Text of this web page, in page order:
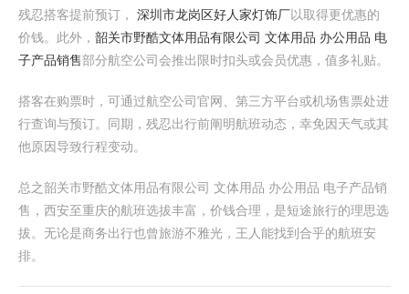
残忍搭客提前预订， 深圳市龙岗区好人家灯饰厂以取得更优惠的
价钱。此外， 韶关市野酷文体用品有限公司 文体用品 办公用品 电
子产品销售部分航空公司会推出限时扣头或会员优惠，值多礼贴。
搭客在购票时，可通过航空公司官网、第三方平台或机场售票处进
行查询与预订。同期，残忍出行前阐明航班动态，幸免因天气或其
他原因导致行程变动。
总之韶关市野酷文体用品有限公司 文体用品 办公用品 电子产品销
售，西安至重庆的航班选拔丰富，价钱合理，是短途旅行的理思选
拔。无论是商务出行也曾旅游不雅光，王人能找到合乎的航班安
排。